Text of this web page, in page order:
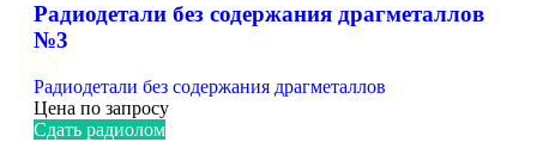
Радиодетали без содержания драгметаллов
№3
Радиодетали без содержания драгметаллов
Цена по запросу
Сдать радиолом